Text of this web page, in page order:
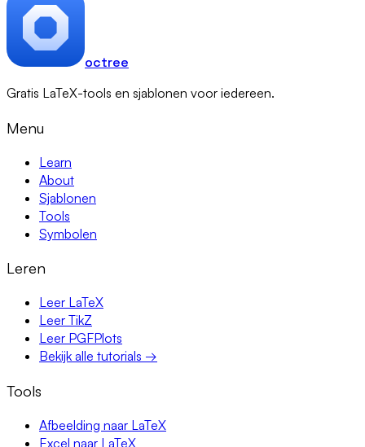
octree
Gratis LaTeX-tools en sjablonen voor iedereen.
Menu
Learn
About
Sjablonen
Tools
Symbolen
Leren
Leer LaTeX
Leer TikZ
Leer PGFPlots
Bekijk alle tutorials →
Tools
Afbeelding naar LaTeX
Excel naar LaTeX